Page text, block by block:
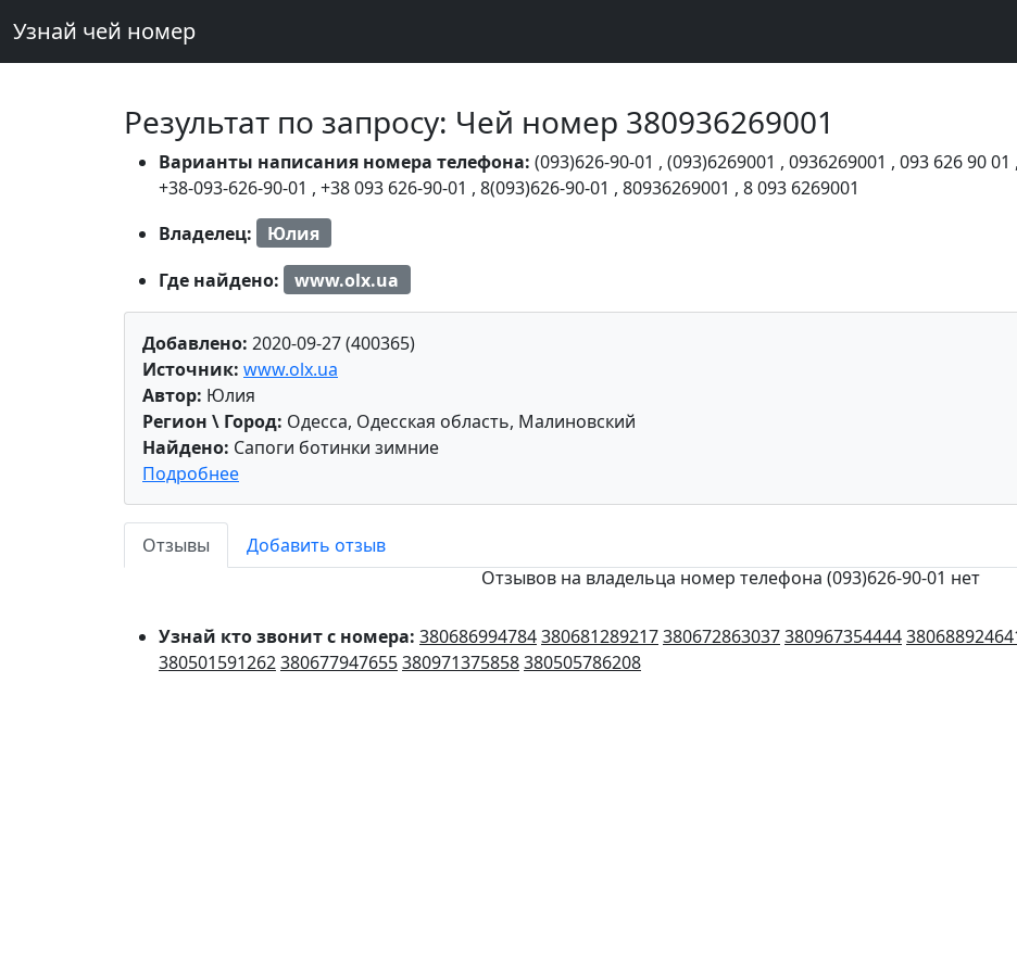
Узнай чей номер
Результат по запросу: Чей номер 380936269001
Варианты написания номера телефона: (093)626-90-01 , (093)6269001 , 0936269001 , 093 626 90 01 ,
+38-093-626-90-01 , +38 093 626-90-01 , 8(093)626-90-01 , 80936269001 , 8 093 6269001
Владелец:
Юлия
Где найдено:
www.olx.ua
Добавлено: 2020-09-27 (400365)
Источник: www.olx.ua
Автор: Юлия
Регион \ Город: Одесса, Одесская область, Малиновский
Найдено: Сапоги ботинки зимние
Подробнее
Отзывы
Добавить отзыв
Отзывов на владельца номер телефона (093)626-90-01 нет
Узнай кто звонит с номера: 380686994784380681289217380672863037380967354444
380501591262380677947655380971375858380505786208